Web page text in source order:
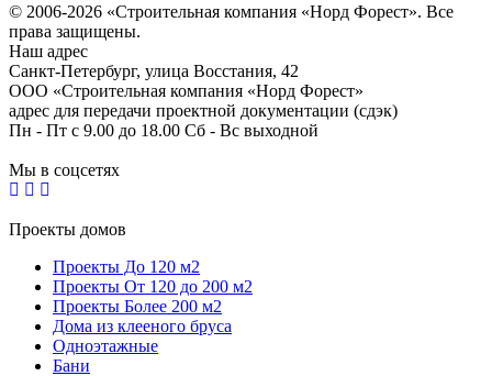
© 2006-2026 «Строительная компания «Норд Форест». Все
права защищены.
Наш адрес
​Санкт-Петербург, улица Восстания, 42
ООО «Строительная компания «Норд Форест»
адрес для передачи проектной документации (сдэк)
Пн - Пт с 9.00 до 18.00 Сб - Вс выходной
Мы в соцсетях
Проекты домов
Проекты До 120 м2
Проекты От 120 до 200 м2
Проекты Более 200 м2
Дома из клееного бруса
Одноэтажные
Бани